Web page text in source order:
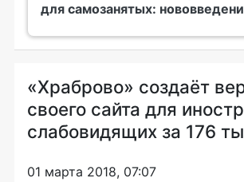
для самозанятых:
«Храброво» создаёт
своего сайта для
слабовидящих за 176
01 марта 2018, 07:07